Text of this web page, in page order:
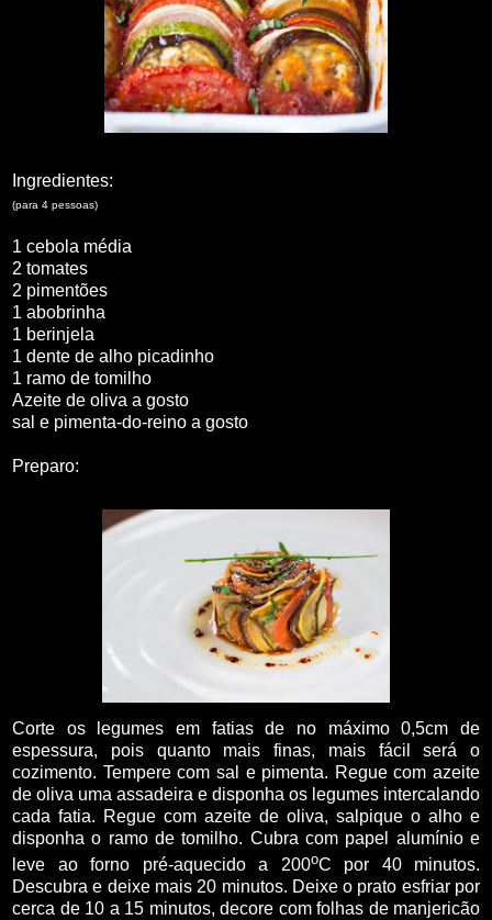
Ingredientes:
(para 4 pessoas)
1 cebola média
2 tomates
2 pimentões
1 abobrinha
1 berinjela
1 dente de alho picadinho
1 ramo de tomilho
Azeite de oliva a gosto
sal e pimenta-do-reino a gosto
Preparo:
Corte os legumes em fatias de no máximo 0,5cm de
espessura, pois quanto mais finas, mais fácil será o
cozimento. Tempere com sal e pimenta. Regue com azeite
de oliva uma assadeira e disponha os legumes intercalando
cada fatia. Regue com azeite de oliva, salpique o alho e
disponha o ramo de tomilho. Cubra com papel alumínio e
leve ao forno pré-aquecido a 200oC por 40 minutos.
Descubra e deixe mais 20 minutos. Deixe o prato esfriar por
cerca de 10 a 15 minutos, decore com folhas de manjericão